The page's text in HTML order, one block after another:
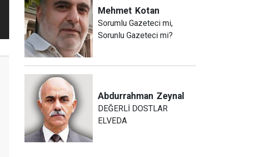
Mehmet Kotan
Sorumlu Gazeteci mi,
Sorunlu Gazeteci mi?
Abdurrahman Zeynal
DEĞERLİ DOSTLAR
ELVEDA